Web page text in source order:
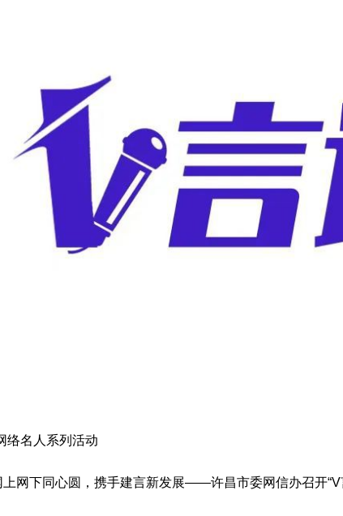
名人系列活动
下同心圆，携手建言新发展——许昌市委网信办召开“V